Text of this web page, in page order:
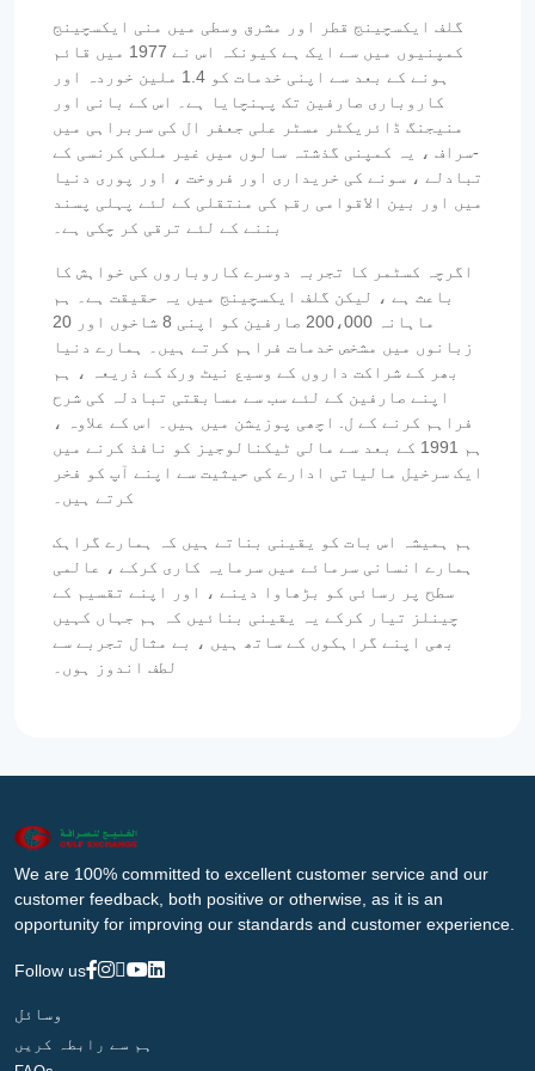
گلف ایکسچینج قطر اور مشرق وسطی میں منی ایکسچینج
کمپنیوں میں سے ایک ہے کیونکہ اس نے 1977 میں قائم
ہونے کے بعد سے اپنی خدمات کو 1.4 ملین خوردہ اور
کاروباری صارفین تک پہنچایا ہے۔ اس کے بانی اور
منیجنگ ڈائریکٹر مسٹر علی جعفر ال کی سربراہی میں
-سراف ، یہ کمپنی گذشتہ سالوں میں غیر ملکی کرنسی کے
تبادلے ، سونے کی خریداری اور فروخت ، اور پوری دنیا
میں اور بین الاقوامی رقم کی منتقلی کے لئے پہلی پسند
بننے کے لئے ترقی کر چکی ہے۔
اگرچہ کسٹمر کا تجربہ دوسرے کاروباروں کی خواہش کا
باعث ہے ، لیکن گلف ایکسچینج میں یہ حقیقت ہے۔ ہم
ماہانہ 200،000 صارفین کو اپنی 8 شاخوں اور 20
زبانوں میں مشخص خدمات فراہم کرتے ہیں۔ ہمارے دنیا
بھر کے شراکت داروں کے وسیع نیٹ ورک کے ذریعہ ، ہم
اپنے صارفین کے لئے سب سے مسابقتی تبادلہ کی شرح
فراہم کرنے کے ل. اچھی پوزیشن میں ہیں۔ اس کے علاوہ ،
ہم 1991 کے بعد سے مالی ٹیکنالوجیز کو نافذ کرنے میں
ایک سرخیل مالیاتی ادارے کی حیثیت سے اپنے آپ کو فخر
کرتے ہیں۔
ہم ہمیشہ اس بات کو یقینی بناتے ہیں کہ ہمارے گراہک
ہمارے انسانی سرمائے میں سرمایہ کاری کرکے ، عالمی
سطح پر رسائی کو بڑھاوا دینے ، اور اپنے تقسیم کے
چینلز تیار کرکے یہ یقینی بنائیں کہ ہم جہاں کہیں
بھی اپنے گراہکوں کے ساتھ ہیں ، بے مثال تجربے سے
لطف اندوز ہوں۔
We are 100% committed to excellent customer service and our
customer feedback, both positive or otherwise, as it is an
opportunity for improving our standards and customer experience.
Follow us
وسائل
ہم سے رابطہ کریں